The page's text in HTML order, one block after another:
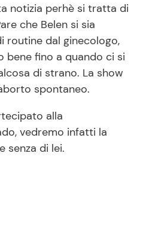
notizia perhè si tratta di
che Belen si sia
routine dal ginecologo,
bene fino a quando ci si
di strano. La show
spontaneo.
alla
vedremo infatti la
senza di lei.